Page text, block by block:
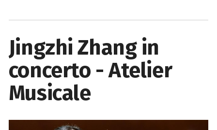
Jingzhi Zhang in
concerto - Atelier
Musicale